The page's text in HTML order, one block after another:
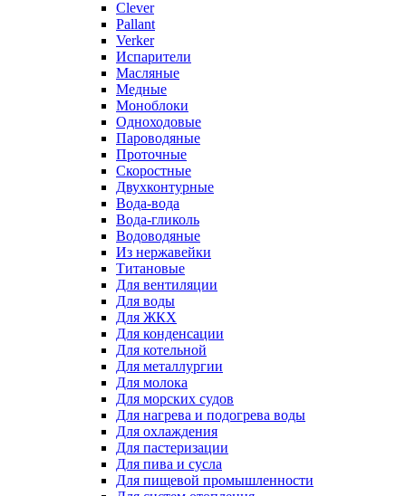
Clever
Pallant
Verker
Испарители
Масляные
Медные
Моноблоки
Одноходовые
Пароводяные
Проточные
Скоростные
Двухконтурные
Вода-вода
Вода-гликоль
Водоводяные
Из нержавейки
Титановые
Для вентиляции
Для воды
Для ЖКХ
Для конденсации
Для котельной
Для металлургии
Для молока
Для морских судов
Для нагрева и подогрева воды
Для охлаждения
Для пастеризации
Для пива и сусла
Для пищевой промышленности